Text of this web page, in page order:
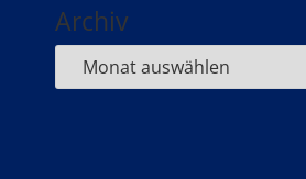
Archiv